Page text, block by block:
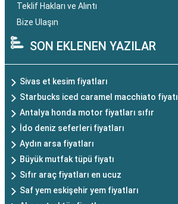
Teklif Hakları ve Alıntı
Bize Ulaşın
SON EKLENEN YAZILAR
Sivas et kesim fiyatları
Starbucks iced caramel macchiato fiyatı
Antalya honda motor fiyatları sıfır
İdo deniz seferleri fiyatları
Aydın arsa fiyatları
Büyük mutfak tüpü fiyatı
Sıfır araç fiyatları en ucuz
Saf yem eskişehir yem fiyatları